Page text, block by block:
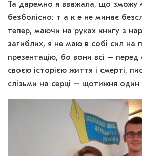
Та даремно я вважала, що зможу
безболісно: т а к е не минає
тепер, маючи на руках книгу з
загиблих, я не маю в собі сил на
презентацію, бо вони всі – перед
своєю історією життя і смерті,
слізьми на серці – щотижня один